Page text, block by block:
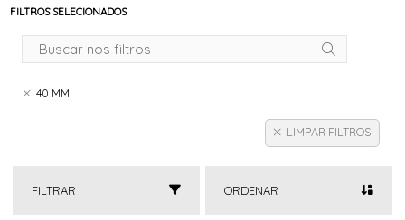
FILTROS SELECIONADOS
40 MM
LIMPAR FILTROS
FILTRAR ORDENAR